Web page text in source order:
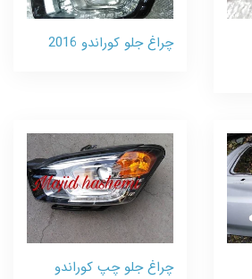
چراغ جلو کوراندو 2016
چراغ جلو چپ کوراندو